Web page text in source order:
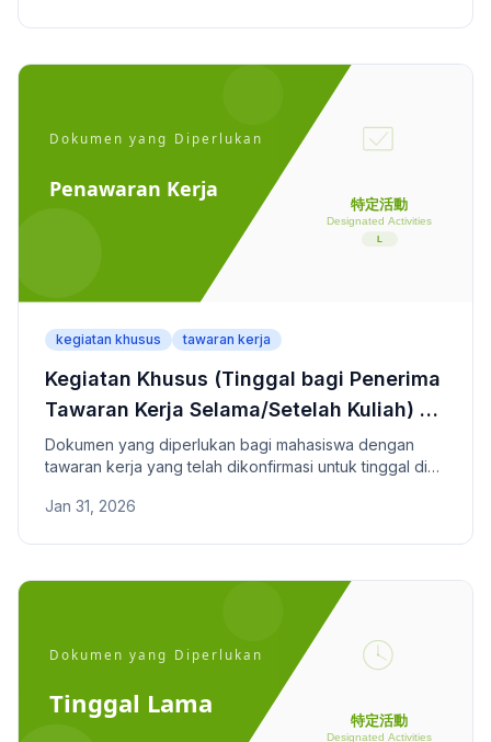
kegiatan khusus tawaran kerja
Kegiatan Khusus (Tinggal bagi Penerima
Tawaran Kerja Selama/Setelah Kuliah) -
Dokumen yang Diperlukan
Dokumen yang diperlukan bagi mahasiswa dengan
tawaran kerja yang telah dikonfirmasi untuk tinggal di
Jan 31, 2026